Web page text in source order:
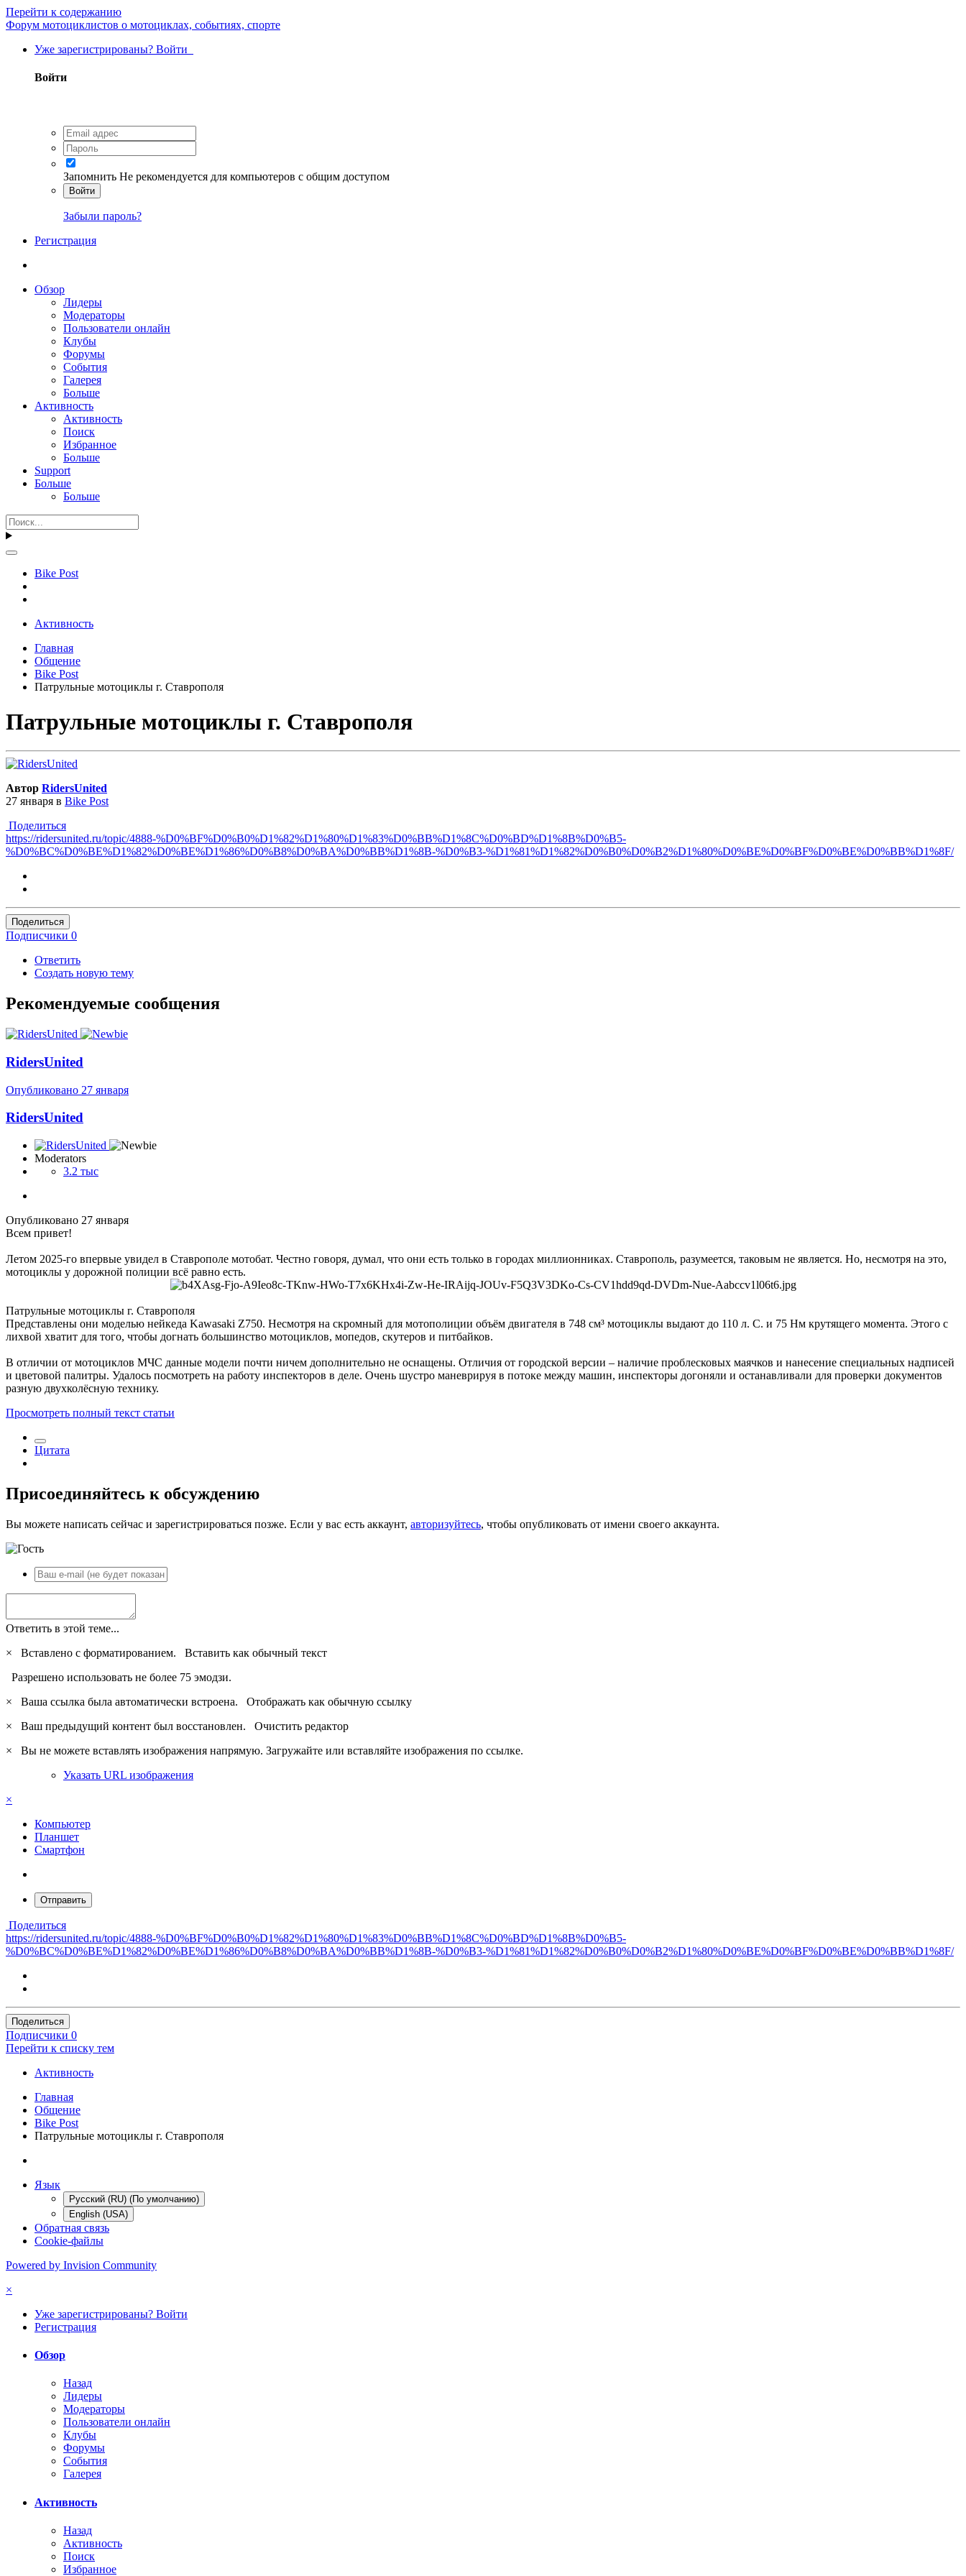
Перейти к содержанию
Форум мотоциклистов о мотоциклах, событиях, спорте
Уже зарегистрированы? Войти
Войти
Запомнить Не рекомендуется для компьютеров с общим доступом
Войти
Забыли пароль?
Регистрация
Обзор
Лидеры
Модераторы
Пользователи онлайн
Клубы
Форумы
События
Галерея
Больше
Активность
Активность
Поиск
Избранное
Больше
Support
Больше
Больше
Bike Post
Активность
Главная
Общение
Bike Post
Патрульные мотоциклы г. Ставрополя
Патрульные мотоциклы г. Ставрополя
Автор RidersUnited
27 января в Bike Post
Поделиться
https://ridersunited.ru/topic/4888-%D0%BF%D0%B0%D1%82%D1%80%D1%83%D0%BB%D1%8C%D0%BD%D1%8B%D0%B5-
%D0%BC%D0%BE%D1%82%D0%BE%D1%86%D0%B8%D0%BA%D0%BB%D1%8B-%D0%B3-%D1%81%D1%82%D0%B0%D0%B2%D1%80%D0%BE%D0%BF%D0%BE%D0%BB%D1%8F/
Поделиться
Подписчики 0
Ответить
Создать новую тему
Рекомендуемые сообщения
RidersUnited
Опубликовано 27 января
RidersUnited
Moderators
3.2 тыс
Опубликовано 27 января
Всем привет!
Летом 2025-го впервые увидел в Ставрополе мотобат. Честно говоря, думал, что они есть только в городах миллионниках. Ставрополь, разумеется, таковым не является. Но, несмотря на это,
мотоциклы у дорожной полиции всё равно есть.
Патрульные мотоциклы г. Ставрополя
Представлены они моделью нейкеда Kawasaki Z750. Несмотря на скромный для мотополиции объём двигателя в 748 см³ мотоциклы выдают до 110 л. С. и 75 Нм крутящего момента. Этого с
лихвой хватит для того, чтобы догнать большинство мотоциклов, мопедов, скутеров и питбайков.
В отличии от мотоциклов МЧС данные модели почти ничем дополнительно не оснащены. Отличия от городской версии – наличие проблесковых маячков и нанесение специальных надписей
и цветовой палитры. Удалось посмотреть на работу инспекторов в деле. Очень шустро маневрируя в потоке между машин, инспекторы догоняли и останавливали для проверки документов
разную двухколёсную технику.
Просмотреть полный текст статьи
Цитата
Присоединяйтесь к обсуждению
Вы можете написать сейчас и зарегистрироваться позже. Если у вас есть аккаунт, авторизуйтесь, чтобы опубликовать от имени своего аккаунта.
Ответить в этой теме...
×
Вставлено с форматированием. Вставить как обычный текст
Разрешено использовать не более 75 эмодзи.
×
Ваша ссылка была автоматически встроена. Отображать как обычную ссылку
×
Ваш предыдущий контент был восстановлен. Очистить редактор
×
Вы не можете вставлять изображения напрямую. Загружайте или вставляйте изображения по ссылке.
Указать URL изображения
×
Компьютер
Планшет
Смартфон
Отправить
Поделиться
https://ridersunited.ru/topic/4888-%D0%BF%D0%B0%D1%82%D1%80%D1%83%D0%BB%D1%8C%D0%BD%D1%8B%D0%B5-
%D0%BC%D0%BE%D1%82%D0%BE%D1%86%D0%B8%D0%BA%D0%BB%D1%8B-%D0%B3-%D1%81%D1%82%D0%B0%D0%B2%D1%80%D0%BE%D0%BF%D0%BE%D0%BB%D1%8F/
Поделиться
Подписчики 0
Перейти к списку тем
Активность
Главная
Общение
Bike Post
Патрульные мотоциклы г. Ставрополя
Язык
Русский (RU) (По умолчанию)
English (USA)
Обратная связь
Cookie-файлы
Powered by Invision Community
×
Уже зарегистрированы? Войти
Регистрация
Обзор
Назад
Лидеры
Модераторы
Пользователи онлайн
Клубы
Форумы
События
Галерея
Активность
Назад
Активность
Поиск
Избранное